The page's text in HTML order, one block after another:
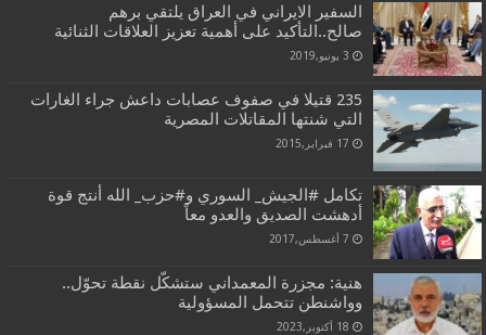
السفير الايراني في العراق يلتقي برهم
صالح..التأكيد على أهمية تعزيز العلاقات الثنائية
3 يونيو,2019
235 قتيلا في صفوف عصابات داعش جراء الغارات
التي شنتها المقاتلات المصرية
17 فبراير,2015
تكامل #الجيش_ السوري و#حزب_ الله أنتج قوة
أدهشت الصديق والعدو معاً
7 أغسطس,2017
هنية: مجزرة المعمداني ستشكّل نقطة تحوّل..
وواشنطن تتحمل المسؤولية
18 أكتوبر,2023